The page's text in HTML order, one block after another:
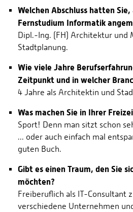
Welchen Abschluss hatten Sie,
Fernstudium Informatik
Dipl.-Ing. (FH) Architektur und
Stadtplanung.
Wie viele Jahre
Zeitpunkt und in welcher
4 Jahre als Architektin und
Was machen Sie in Ihrer
Sport! Denn man sitzt schon
... oder auch einfach mal
guten Buch.
Gibt es einen Traum, den Sie
möchten?
Freiberuflich als IT-Consultant
verschiedene Unternehmen